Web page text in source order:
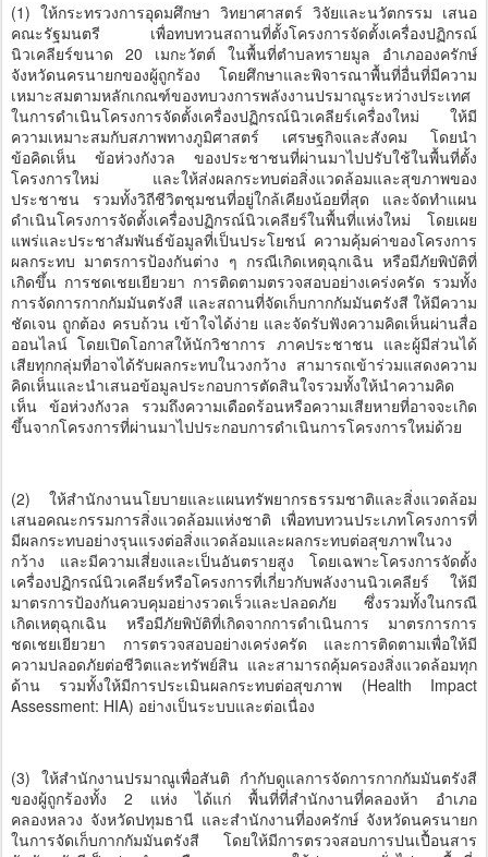
(1) ให้กระทรวงการอุดมศึกษา วิทยาศาสตร์ วิจัยและนวัตกรรม เสนอ
คณะรัฐมนตรี เพื่อทบทวนสถานที่ตั้งโครงการจัดตั้งเครื่องปฏิกรณ์
นิวเคลียร์ขนาด 20 เมกะวัตต์ ในพื้นที่ตำบลทรายมูล อำเภอองครักษ์
จังหวัดนครนายกของผู้ถูกร้อง โดยศึกษาและพิจารณาพื้นที่อื่นที่มีความ
เหมาะสมตามหลักเกณฑ์ของทบวงการพลังงานปรมาณูระหว่างประเทศ
ในการดำเนินโครงการจัดตั้งเครื่องปฏิกรณ์นิวเคลียร์เครื่องใหม่ ให้มี
ความเหมาะสมกับสภาพทางภูมิศาสตร์ เศรษฐกิจและสังคม โดยนำ
ข้อคิดเห็น ข้อห่วงกังวล ของประชาชนที่ผ่านมาไปปรับใช้ในพื้นที่ตั้ง
โครงการใหม่ และให้ส่งผลกระทบต่อสิ่งแวดล้อมและสุขภาพของ
ประชาชน รวมทั้งวิถีชีวิตชุมชนที่อยู่ใกล้เคียงน้อยที่สุด และจัดทำแผน
ดำเนินโครงการจัดตั้งเครื่องปฏิกรณ์นิวเคลียร์ในพื้นที่แห่งใหม่ โดยเผย
แพร่และประชาสัมพันธ์ข้อมูลที่เป็นประโยชน์ ความคุ้มค่าของโครงการ
ผลกระทบ มาตรการป้องกันต่าง ๆ กรณีเกิดเหตุฉุกเฉิน หรือมีภัยพิบัติที่
เกิดขึ้น การชดเชยเยียวยา การติดตามตรวจสอบอย่างเคร่งครัด รวมทั้ง
การจัดการกากกัมมันตรังสี และสถานที่จัดเก็บกากกัมมันตรังสี ให้มีความ
ชัดเจน ถูกต้อง ครบถ้วน เข้าใจได้ง่าย และจัดรับฟังความคิดเห็นผ่านสื่อ
ออนไลน์ โดยเปิดโอกาสให้นักวิชาการ ภาคประชาชน และผู้มีส่วนได้
เสียทุกกลุ่มที่อาจได้รับผลกระทบในวงกว้าง สามารถเข้าร่วมแสดงความ
คิดเห็นและนำเสนอข้อมูลประกอบการตัดสินใจรวมทั้งให้นำความคิด
เห็น ข้อห่วงกังวล รวมถึงความเดือดร้อนหรือความเสียหายที่อาจจะเกิด
ขึ้นจากโครงการที่ผ่านมาไปประกอบการดำเนินการโครงการใหม่ด้วย
(2) ให้สำนักงานนโยบายและแผนทรัพยากรธรรมชาติและสิ่งแวดล้อม
เสนอคณะกรรมการสิ่งแวดล้อมแห่งชาติ เพื่อทบทวนประเภทโครงการที่
มีผลกระทบอย่างรุนแรงต่อสิ่งแวดล้อมและผลกระทบต่อสุขภาพในวง
กว้าง และมีความเสี่ยงและเป็นอันตรายสูง โดยเฉพาะโครงการจัดตั้ง
เครื่องปฏิกรณ์นิวเคลียร์หรือโครงการที่เกี่ยวกับพลังงานนิวเคลียร์ ให้มี
มาตรการป้องกันควบคุมอย่างรวดเร็วและปลอดภัย ซึ่งรวมทั้งในกรณี
เกิดเหตุฉุกเฉิน หรือมีภัยพิบัติที่เกิดจากการดำเนินการ มาตรการการ
ชดเชยเยียวยา การตรวจสอบอย่างเคร่งครัด และการติดตามเพื่อให้มี
ความปลอดภัยต่อชีวิตและทรัพย์สิน และสามารถคุ้มครองสิ่งแวดล้อมทุก
ด้าน รวมทั้งให้มีการประเมินผลกระทบต่อสุขภาพ (Health Impact
Assessment: HIA) อย่างเป็นระบบและต่อเนื่อง
(3) ให้สำนักงานปรมาณูเพื่อสันติ กำกับดูแลการจัดการกากกัมมันตรังสี
ของผู้ถูกร้องทั้ง 2 แห่ง ได้แก่ พื้นที่ที่สำนักงานที่คลองห้า อำเภอ
คลองหลวง จังหวัดปทุมธานี และสำนักงานที่องครักษ์ จังหวัดนครนายก
ในการจัดเก็บกากกัมมันตรังสี โดยให้มีการตรวจสอบการปนเปื้อนสาร